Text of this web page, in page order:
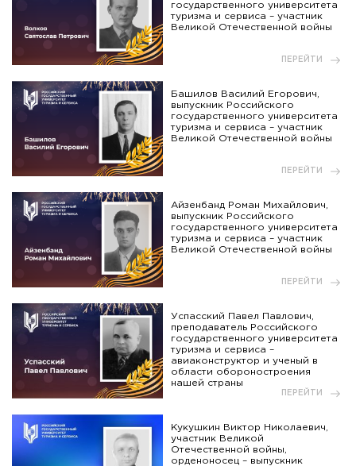
государственного университета
туризма и сервиса – участник
Великой Отечественной войны
ПЕРЕЙТИ
Башилов Василий Егорович,
выпускник Российского
государственного университета
туризма и сервиса – участник
Великой Отечественной войны
ПЕРЕЙТИ
Айзенбанд Роман Михайлович,
выпускник Российского
государственного университета
туризма и сервиса – участник
Великой Отечественной войны
ПЕРЕЙТИ
Успасский Павел Павлович,
преподаватель Российского
государственного университета
туризма и сервиса –
авиаконструктор и ученый в
области обороностроения
нашей страны
ПЕРЕЙТИ
Кукушкин Виктор Николаевич,
участник Великой
Отечественной войны,
орденоносец – выпускник